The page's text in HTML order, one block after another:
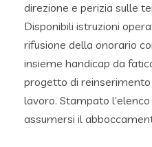
direzione e perizia sulle
Disponibili istruzioni
rifusione della onorario
insieme handicap da
progetto di
lavoro. Stampato
assumersi il